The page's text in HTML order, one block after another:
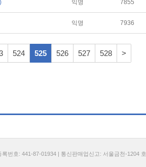
익명 7855
익명 7936
524 525 526 527 528 >
번호: 441-87-01934 | 통신판매업신고: 서울금천-1204 호